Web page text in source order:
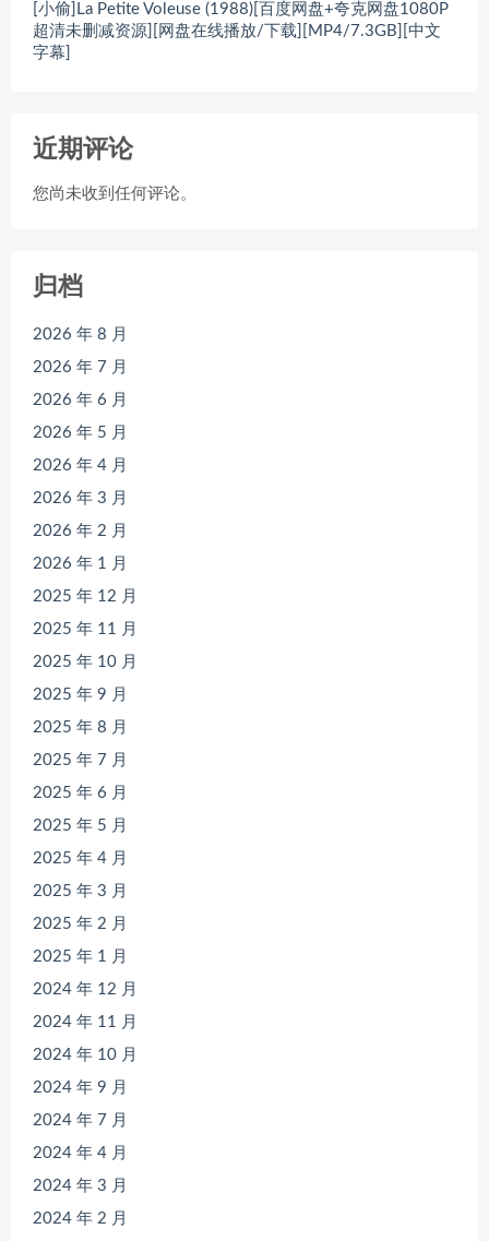
[小偷]La Petite Voleuse (1988)[百度网盘+夸克网盘1080P
超清未删减资源][网盘在线播放/下载][MP4/7.3GB][中文
字幕]
近期评论
您尚未收到任何评论。
归档
2026 年 8 月
2026 年 7 月
2026 年 6 月
2026 年 5 月
2026 年 4 月
2026 年 3 月
2026 年 2 月
2026 年 1 月
2025 年 12 月
2025 年 11 月
2025 年 10 月
2025 年 9 月
2025 年 8 月
2025 年 7 月
2025 年 6 月
2025 年 5 月
2025 年 4 月
2025 年 3 月
2025 年 2 月
2025 年 1 月
2024 年 12 月
2024 年 11 月
2024 年 10 月
2024 年 9 月
2024 年 7 月
2024 年 4 月
2024 年 3 月
2024 年 2 月